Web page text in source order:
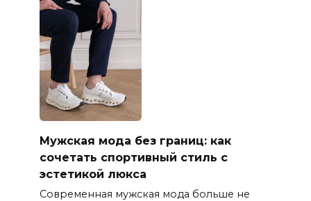
Мужская мода без границ: как
сочетать спортивный стиль с
эстетикой люкса
Современная мужская мода больше не